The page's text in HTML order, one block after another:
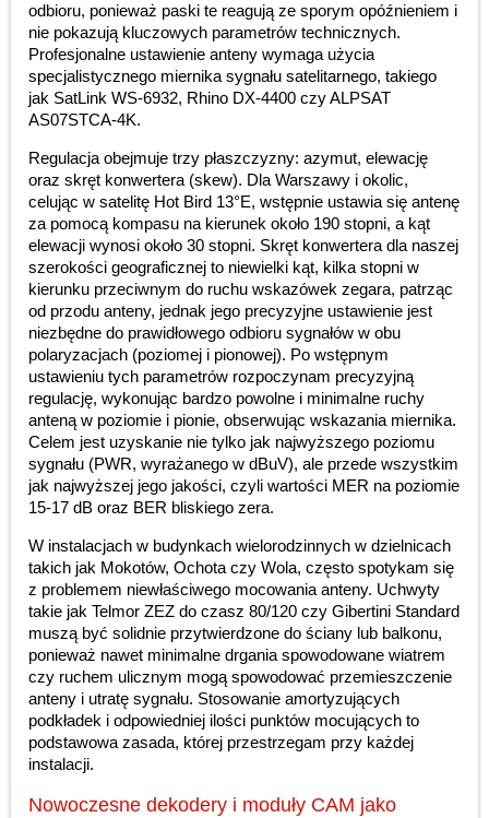
odbioru, ponieważ paski te reagują ze sporym opóźnieniem i
nie pokazują kluczowych parametrów technicznych.
Profesjonalne ustawienie anteny wymaga użycia
specjalistycznego miernika sygnału satelitarnego, takiego
jak SatLink WS-6932, Rhino DX-4400 czy ALPSAT
AS07STCA-4K.
Regulacja obejmuje trzy płaszczyzny: azymut, elewację
oraz skręt konwertera (skew). Dla Warszawy i okolic,
celując w satelitę Hot Bird 13°E, wstępnie ustawia się antenę
za pomocą kompasu na kierunek około 190 stopni, a kąt
elewacji wynosi około 30 stopni. Skręt konwertera dla naszej
szerokości geograficznej to niewielki kąt, kilka stopni w
kierunku przeciwnym do ruchu wskazówek zegara, patrząc
od przodu anteny, jednak jego precyzyjne ustawienie jest
niezbędne do prawidłowego odbioru sygnałów w obu
polaryzacjach (poziomej i pionowej). Po wstępnym
ustawieniu tych parametrów rozpoczynam precyzyjną
regulację, wykonując bardzo powolne i minimalne ruchy
anteną w poziomie i pionie, obserwując wskazania miernika.
Celem jest uzyskanie nie tylko jak najwyższego poziomu
sygnału (PWR, wyrażanego w dBuV), ale przede wszystkim
jak najwyższej jego jakości, czyli wartości MER na poziomie
15-17 dB oraz BER bliskiego zera.
W instalacjach w budynkach wielorodzinnych w dzielnicach
takich jak Mokotów, Ochota czy Wola, często spotykam się
z problemem niewłaściwego mocowania anteny. Uchwyty
takie jak Telmor ZEZ do czasz 80/120 czy Gibertini Standard
muszą być solidnie przytwierdzone do ściany lub balkonu,
ponieważ nawet minimalne drgania spowodowane wiatrem
czy ruchem ulicznym mogą spowodować przemieszczenie
anteny i utratę sygnału. Stosowanie amortyzujących
podkładek i odpowiedniej ilości punktów mocujących to
podstawowa zasada, której przestrzegam przy każdej
instalacji.
Nowoczesne dekodery i moduły CAM jako